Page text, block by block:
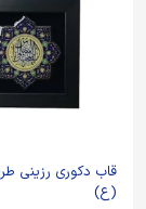
قاب دکوری رزینی
(ع)